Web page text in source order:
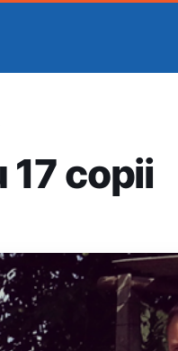
17 copii